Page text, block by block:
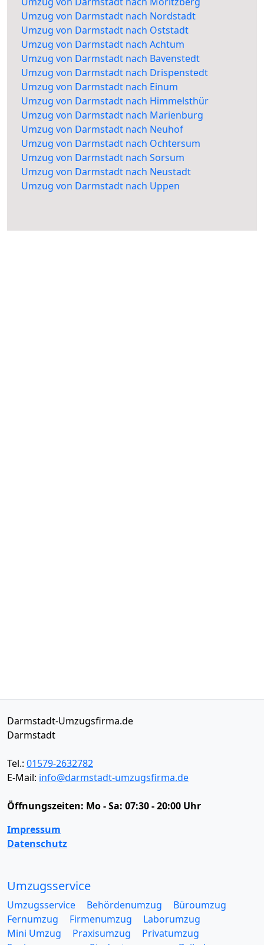
Umzug von Darmstadt nach Nordstadt
Umzug von Darmstadt nach Oststadt
Umzug von Darmstadt nach Achtum
Umzug von Darmstadt nach Bavenstedt
Umzug von Darmstadt nach Drispenstedt
Umzug von Darmstadt nach Einum
Umzug von Darmstadt nach Himmelsthür
Umzug von Darmstadt nach Marienburg
Umzug von Darmstadt nach Neuhof
Umzug von Darmstadt nach Ochtersum
Umzug von Darmstadt nach Sorsum
Umzug von Darmstadt nach Neustadt
Umzug von Darmstadt nach Uppen
Darmstadt-Umzugsfirma.de
Darmstadt
Tel.: 01579-2632782
E-Mail: info@darmstadt-umzugsfirma.de
Öffnungszeiten: Mo - Sa: 07:30 - 20:00 Uhr
Impressum
Datenschutz
Umzugsservice
Umzugsservice Behördenumzug
Büroumzug
Fernumzug
Firmenumzug
Laborumzug
Mini Umzug
Praxisumzug
Privatumzug